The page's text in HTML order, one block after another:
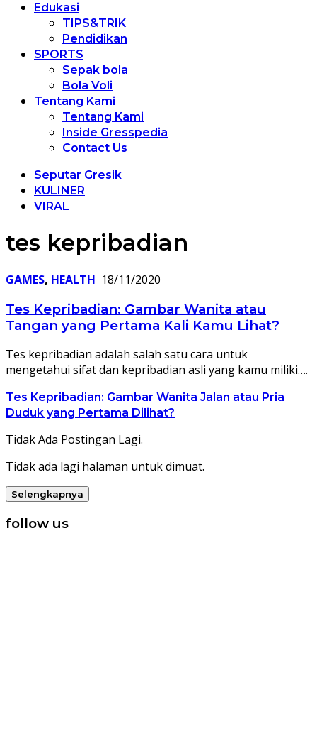
Edukasi
TIPS&TRIK
Pendidikan
SPORTS
Sepak bola
Bola Voli
Tentang Kami
Tentang Kami
Inside Gresspedia
Contact Us
Seputar Gresik
KULINER
VIRAL
tes kepribadian
GAMES, HEALTH 18/11/2020
Tes Kepribadian: Gambar Wanita atau
Tangan yang Pertama Kali Kamu Lihat?
Tes kepribadian adalah salah satu cara untuk
mengetahui sifat dan kepribadian asli yang kamu miliki….
Tes Kepribadian: Gambar Wanita Jalan atau Pria
Duduk yang Pertama Dilihat?
Tidak Ada Postingan Lagi.
Tidak ada lagi halaman untuk dimuat.
Selengkapnya
follow us